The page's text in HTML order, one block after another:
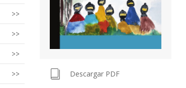
Descargar PDF
>>
>>
>>
>>